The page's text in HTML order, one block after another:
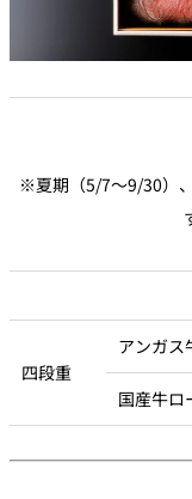
※夏期（5/7～9/30）
四段重
アンガス
国産牛ロ